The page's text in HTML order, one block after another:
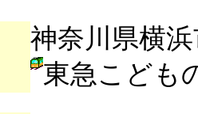
神奈川県横
東急こども